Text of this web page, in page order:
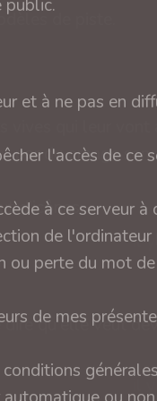
de piste.
vives qui leur vont à
par du orange
d'icônes.
il
dire qu'elle veut
il
public.
et à ne pas en
l'accès de ce
à ce serveur à
de l'ordinateur
ou perte du mot
de mes